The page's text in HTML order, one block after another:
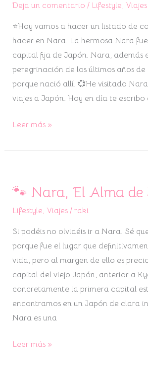
Deja un comentario / Lifestyle, Viajes
⭐Hoy vamos a hacer un listado de
hacer en Nara. La hermosa Nara
capital fija de Japón. Nara, además
peregrinación de los últimos años
porque nació allí. 💞He visitado
viajes a Japón. Hoy en día te escribo
que
hacer
en
Nara
🌟
Leer más »
🐾 Nara, El Alma
Lifestyle, Viajes/ raki
Si podéis no olvidéis ir a Nara. Sé
porque fue el lugar que
vida, pero al margen de ello es
capital del viejo Japón, anterior a
concretamente la primera capital
encontramos en un Japón de clara
Nara es una
🐾
Alma
de
Japón
🐾
Leer más »